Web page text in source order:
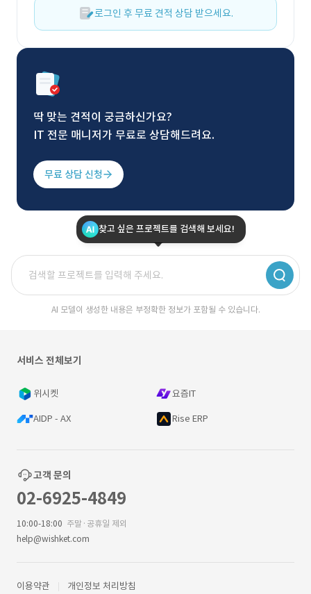
로그인 후 무료 견적 상담 받으세요.
딱 맞는 견적이 궁금하신가요?
IT 전문 매니저가 무료로 상담해드려요.
무료 상담 신청
찾고 싶은 프로젝트를 검색해 보세요!
AI 모델이 생성한 내용은 부정확한 정보가 포함될 수 있습니다.
서비스 전체보기
위시켓 요즘IT
AIDP - AX Rise ERP
고객 문의
02-6925-4849
10:00-18:00 주말·공휴일 제외
help@wishket.com
이용약관 개인정보 처리방침